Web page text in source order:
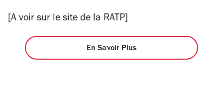
[A voir sur le site de la RATP]
En Savoir Plus